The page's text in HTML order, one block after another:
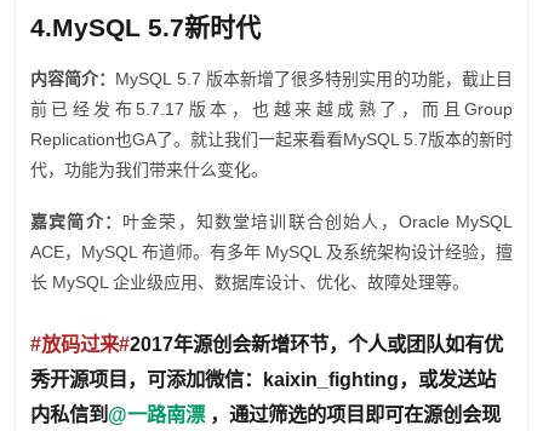
4.MySQL 5.7新时代
内容简介： MySQL 5.7 版本新增了很多特别实用的功能，截止目
前已经发布5.7.17版本，也越来越成熟了，而且Group
Replication也GA了。就让我们一起来看看MySQL 5.7版本的新时
代，功能为我们带来什么变化。
嘉宾简介： 叶金荣，知数堂培训联合创始人，Oracle MySQL
ACE，MySQL 布道师。有多年 MySQL 及系统架构设计经验，擅
长 MySQL 企业级应用、数据库设计、优化、故障处理等。
#放码过来#2017年源创会新增环节，个人或团队如有优
秀开源项目，可添加微信：kaixin_fighting，或发送站
内私信到 @一路南漂， 通过筛选的项目即可在源创会现